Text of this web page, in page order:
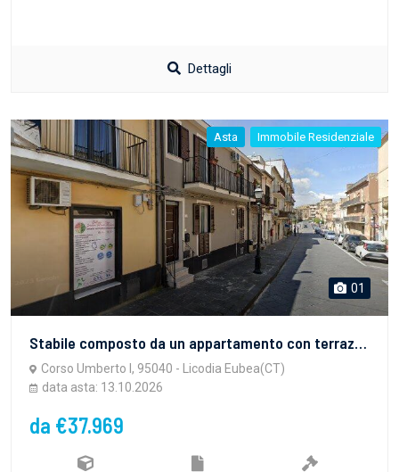
Dettagli
Asta Immobile Residenziale
01
Stabile composto da un appartamento con terrazzo(superficie lorda 316mq), piano seminterrato adibito a cantina, e vano terraneo adibito a garage
Corso Umberto I, 95040 - Licodia Eubea(CT)
data asta: 13.10.2026
da €37.969